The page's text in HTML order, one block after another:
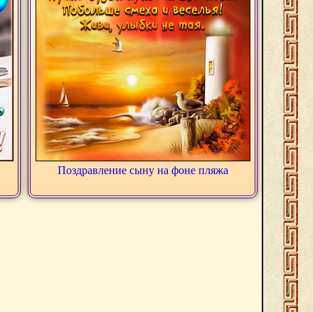
Поздравление сыну на фоне пляжа